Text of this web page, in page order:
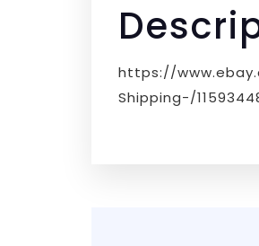
https://
Shipping-/